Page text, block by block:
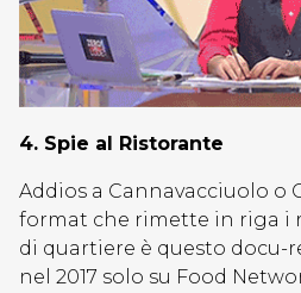
4. Spie al Ristorante
Addios a Cannavacciuolo o
format che rimette in riga i
di quartiere è questo docu-
nel 2017 solo su Food